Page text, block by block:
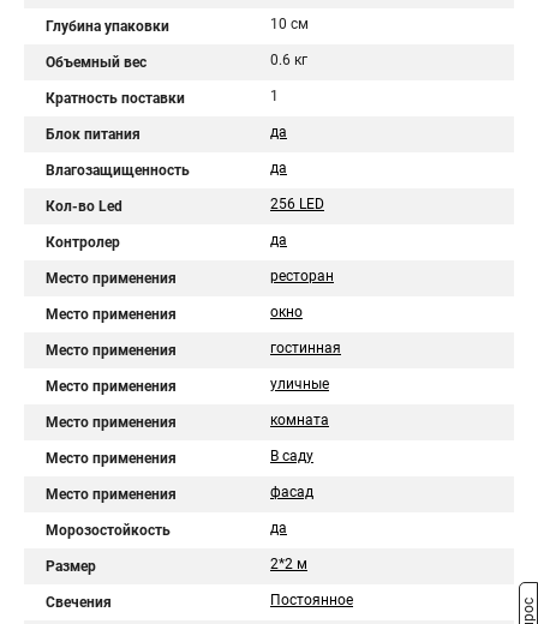
Глубина упаковки 10 см
Объемный вес 0.6 кг
Кратность поставки 1
Блок питания да
Влагозащищенность да
Кол-во Led 256 LED
Контролер да
Место применения ресторан
Место применения окно
Место применения гостинная
Место применения уличные
Место применения комната
Место применения В саду
Место применения фасад
Морозостойкость да
Размер 2*2 м
Свечения Постоянное